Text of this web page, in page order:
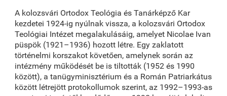
A kolozsvári Ortodox Teológia és Tanárképző Kar
kezdetei 1924-ig nyúlnak vissza, a kolozsvári Ortodox
Teológiai Intézet megalakulásáig, amelyet Nicolae Ivan
püspök (1921–1936) hozott létre. Egy zaklatott
történelmi korszakot követően, amelynek során az
intézmény működését be is tiltották (1952 és 1990
között), a tanügyminisztérium és a Román Patriarkátus
között létrejött protokollumok szerint, az 1992–1993-as